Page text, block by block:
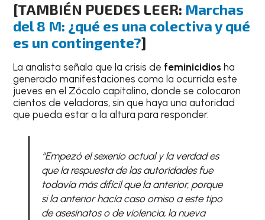
[TAMBIÉN PUEDES LEER: Marchas
del 8 M: ¿qué es una colectiva y qué
es un contingente?]
La analista señala que la crisis de feminicidios ha
generado manifestaciones como la ocurrida este
jueves en el Zócalo capitalino, donde se colocaron
cientos de veladoras, sin que haya una autoridad
que pueda estar a la altura para responder.
“Empezó el sexenio actual y la verdad es
que la respuesta de las autoridades fue
todavía más difícil que la anterior, porque
si la anterior hacía caso omiso a este tipo
de asesinatos o de violencia, la nueva